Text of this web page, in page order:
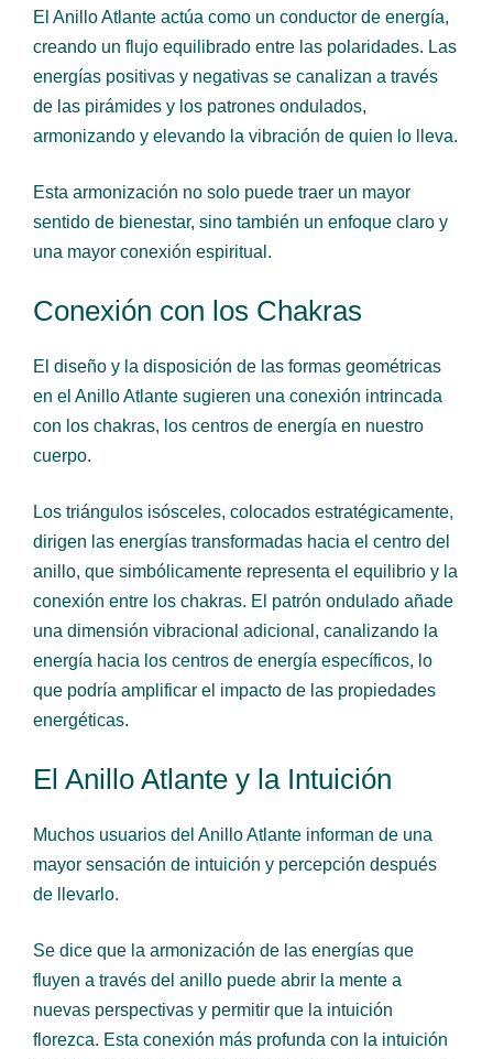
El Anillo Atlante actúa como un conductor de energía,
creando un flujo equilibrado entre las polaridades. Las
energías positivas y negativas se canalizan a través
de las pirámides y los patrones ondulados,
armonizando y elevando la vibración de quien lo lleva.
Esta armonización no solo puede traer un mayor
sentido de bienestar, sino también un enfoque claro y
una mayor conexión espiritual.
Conexión con los Chakras
El diseño y la disposición de las formas geométricas
en el Anillo Atlante sugieren una conexión intrincada
con los chakras, los centros de energía en nuestro
cuerpo.
Los triángulos isósceles, colocados estratégicamente,
dirigen las energías transformadas hacia el centro del
anillo, que simbólicamente representa el equilibrio y la
conexión entre los chakras. El patrón ondulado añade
una dimensión vibracional adicional, canalizando la
energía hacia los centros de energía específicos, lo
que podría amplificar el impacto de las propiedades
energéticas.
El Anillo Atlante y la Intuición
Muchos usuarios del Anillo Atlante informan de una
mayor sensación de intuición y percepción después
de llevarlo.
Se dice que la armonización de las energías que
fluyen a través del anillo puede abrir la mente a
nuevas perspectivas y permitir que la intuición
florezca. Esta conexión más profunda con la intuición